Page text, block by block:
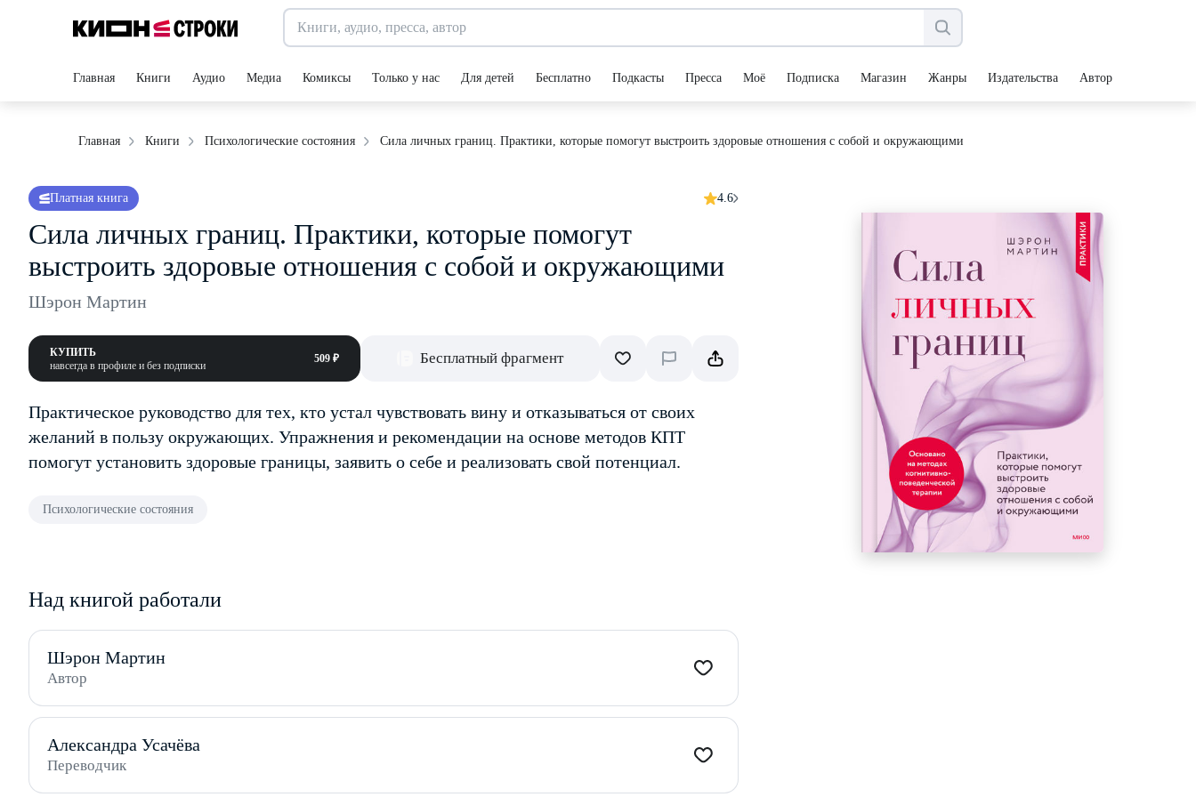
Главная Книги Аудио Медиа Комиксы Только у нас Для детей Бесплатно Подкасты Пресса Моё Подписка Магазин Жанры Издательства Авторы
Главная Книги Психологические состояния Сила личных границ. Практики, которые помогут выстроить здоровые отношения с собой и окружающими
Платная книга 4.6
Сила личных границ. Практики, которые помогут
выстроить здоровые отношения с собой и окружающими
Шэрон Мартин
КУПИТЬ
навсегда в профиле и без подписки
509 ₽ Бесплатный фрагмент
Практическое руководство для тех, кто устал чувствовать вину и отказываться от своих
желаний в пользу окружающих. Упражнения и рекомендации на основе методов КПТ
помогут установить здоровые границы, заявить о себе и реализовать свой потенциал.
Психологические состояния
Над книгой работали
Шэрон Мартин
Автор
Александра Усачёва
Переводчик